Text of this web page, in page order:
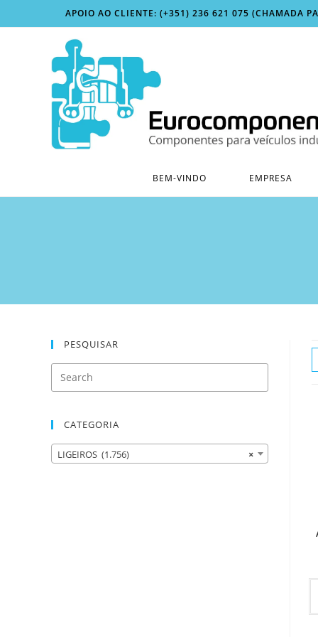
to
APOIO AO CLIENTE: (+351) 236 621 075 (CHAMADA
BEM-VINDO EMPRESA
PESQUISAR
CATEGORIA
×
LIGEIROS (1.756)